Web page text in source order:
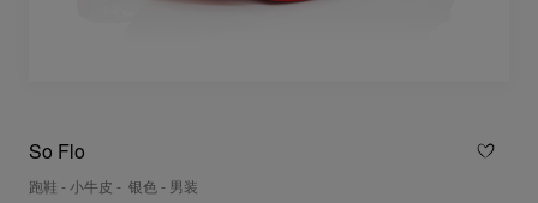
So Flo
跑鞋 - 小牛皮 - 银色 - 男装